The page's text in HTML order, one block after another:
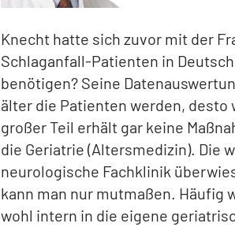
Knecht hatte sich zuvor mit der
Schlaganfall-Patienten in
benötigen? Seine
älter die Patienten werden, desto
großer Teil erhält gar keine
die Geriatrie (Altersmedizin). Die
neurologische Fachklinik
kann man nur mutmaßen. Häufig
wohl intern in die eigene